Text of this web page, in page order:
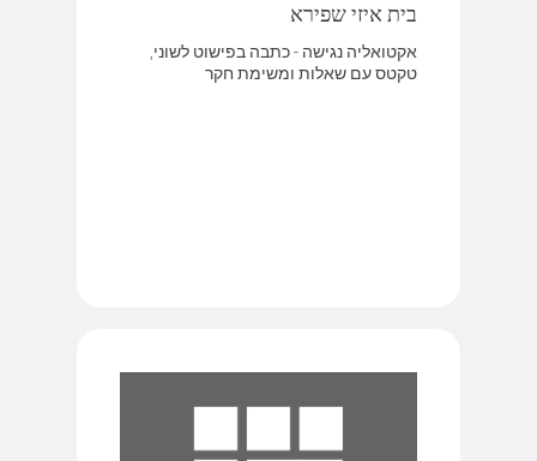
בית איזי שפירא
אקטואליה נגישה - כתבה בפישוט לשוני,
טקטס עם שאלות ומשימת חקר